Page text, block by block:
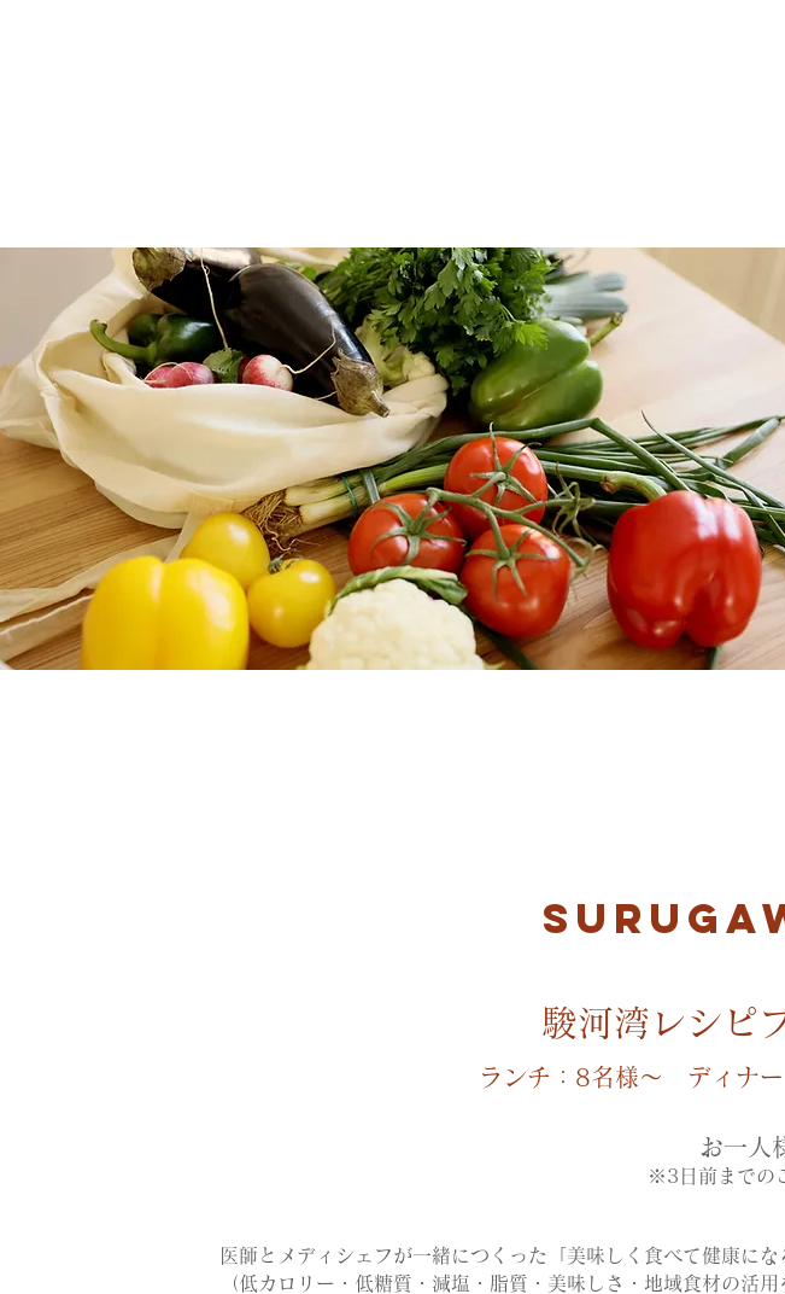
駿河湾レシピ
ランチ：8名様～ ディナ
お一
※3日前までの
医師とメディシェフが一緒につくった「美味しく食べて健康に
（低カロリー・低糖質・減塩・脂質・美味しさ・地域食材の活用